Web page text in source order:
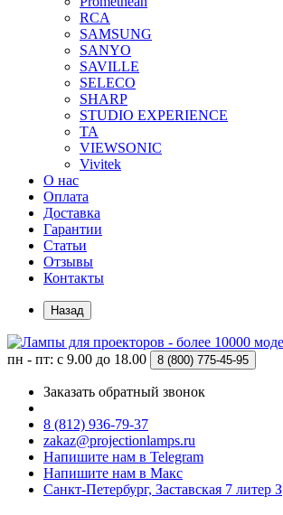
RCA
SAMSUNG
SANYO
SAVILLE
SELECO
SHARP
STUDIO EXPERIENCE
TA
VIEWSONIC
Vivitek
О нас
Оплата
Доставка
Гарантии
Статьи
Отзывы
Контакты
Назад
пн - пт: с 9.00 до 18.00 8 (800) 775-45-95
Заказать обратный звонок
8 (812) 936-79-37
zakaz@projectionlamps.ru
Напишите нам в Telegram
Напишите нам в Макс
Санкт-Петербург, Заставская 7 литер З